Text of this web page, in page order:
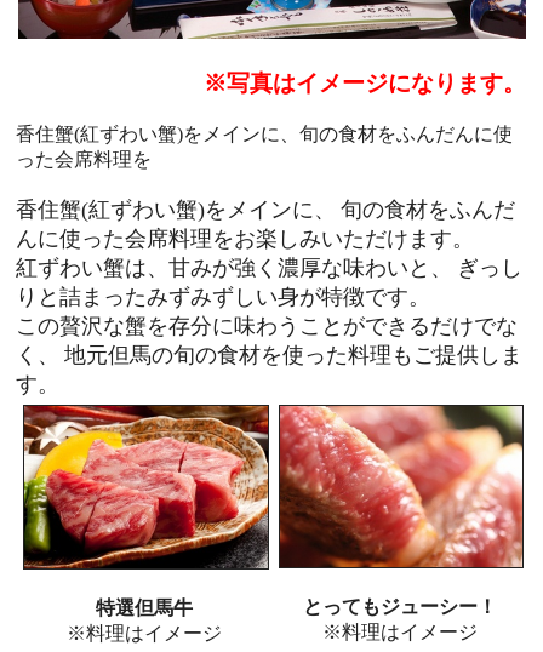
※写真はイメージになります。
香住蟹(紅ずわい蟹)をメインに、旬の食材をふんだんに使
った会席料理を
香住蟹(紅ずわい蟹)をメインに、
旬の食材をふんだ
んに使った会席料理をお楽しみいただけます。
紅ずわい蟹は、甘みが強く濃厚な味わいと、
ぎっし
りと詰まったみずみずしい身が特徴です。
この贅沢な蟹を存分に味わうことができるだけでな
く、
地元但馬の旬の食材を使った料理もご提供しま
す。
特選但馬牛
※料理はイメージ
とってもジューシー！
※料理はイメージ